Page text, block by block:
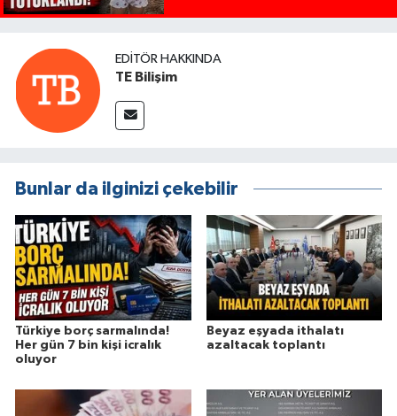
EDITÖR HAKKINDA
TE Bilişim
Bunlar da ilginizi çekebilir
Türkiye borç sarmalında!
Her gün 7 bin kişi icralık
oluyor
Beyaz eşyada ithalatı
azaltacak toplantı